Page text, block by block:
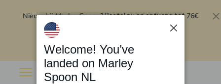
Nieuw bij Marley Spoon?Bestel nu en ontvang tot 76€
Welcome! You’ve
landed on Marley
Spoon NL